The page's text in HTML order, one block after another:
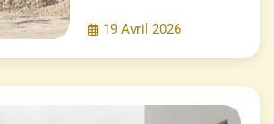
19 Avril 2026